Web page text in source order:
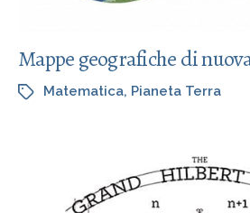
Mappe geografiche di
Matematica, Pianeta Terra